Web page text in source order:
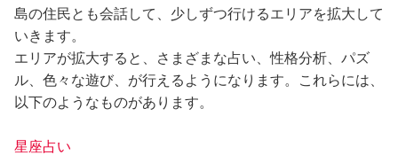
島の住民とも会話して、少しずつ行けるエリアを拡大して
いきます。
エリアが拡大すると、さまざまな占い、性格分析、パズ
ル、色々な遊び、が行えるようになります。これらには、
以下のようなものがあります。
星座占い